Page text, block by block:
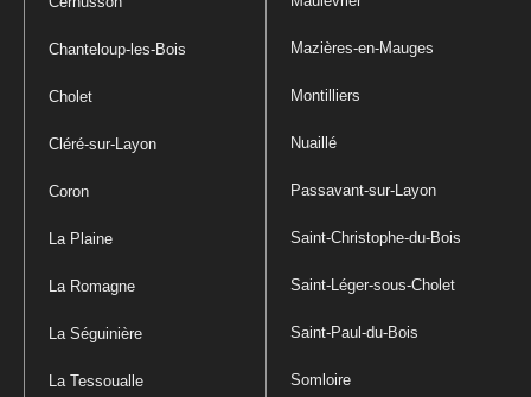
Chanteloup-les-Bois
Cholet
Cléré-sur-Layon
Coron
La Plaine
La Romagne
La Séguinière
La Tessoualle
Mazières-en-Mauges
Montilliers
Nuaillé
Passavant-sur-Layon
Saint-Christophe-du-Bois
Saint-Léger-sous-Cholet
Saint-Paul-du-Bois
Somloire